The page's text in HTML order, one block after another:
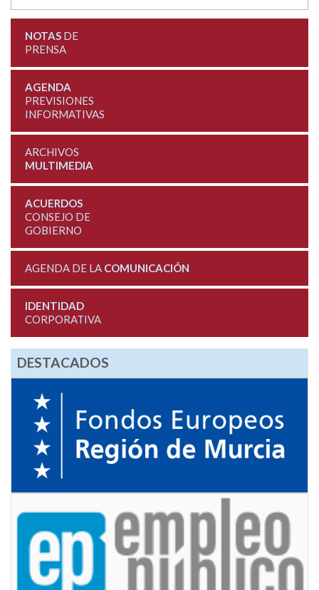
NOTASDE
PRENSA
AGENDA
PREVISIONES
INFORMATIVAS
ARCHIVOS
MULTIMEDIA
ACUERDOS
CONSEJO DE
GOBIERNO
AGENDA DE LA COMUNICACIÓN
IDENTIDAD
CORPORATIVA
DESTACADOS